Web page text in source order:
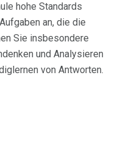
hohe Standards
an, die die
Sie insbesondere
und Analysieren
von Antworten.